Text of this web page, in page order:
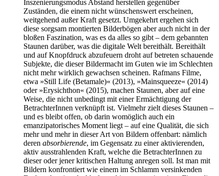
Inszenierungsmodus Abstand herstellen gegenüber
Zuständen, die einem nicht wünschenswert erscheinen,
weitgehend außer Kraft gesetzt. Umgekehrt ergehen sich
diese sorgsam montierten Bilderbögen aber auch nicht in der
bloßen Faszination, was es da alles so gibt – dem gebannten
Staunen darüber, was die digitale Welt bereithält. Bereithält
und auf Knopfdruck abzufeuern droht auf betreten schauende
Subjekte, die dieser Bildermacht im Guten wie im Schlechten
nicht mehr wirklich gewachsen scheinen. Rafmans Filme,
etwa »Still Life (Betamale)« (2013), »Mainsqueeze« (2014)
oder »Erysichthon« (2015), machen Staunen, aber auf eine
Weise, die nicht unbedingt mit einer Ermächtigung der
BetrachterInnen verknüpft ist. Vielmehr zielt dieses Staunen –
und es bleibt offen, ob darin womöglich auch ein
emanzipatorisches Moment liegt – auf eine Qualität, die sich
mehr und mehr in dieser Art von Bildern offenbart: nämlich
deren absorbierende, im Gegensatz zu einer aktivierenden,
aktiv ausstrahlenden Kraft, welche die BetrachterInnen zu
dieser oder jener kritischen Haltung anregen soll. Ist man mit
Bildern konfrontiert wie einem im Schlamm versinkenden